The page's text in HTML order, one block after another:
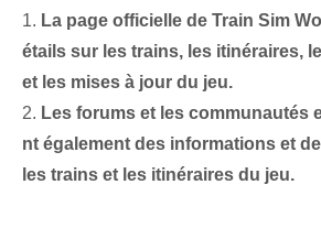
1. La page officielle de Train Sim
étails sur les trains, les itinéraires,
et les mises à jour du jeu.
2. Les forums et les communautés
nt également des informations et
les trains et les itinéraires du jeu.